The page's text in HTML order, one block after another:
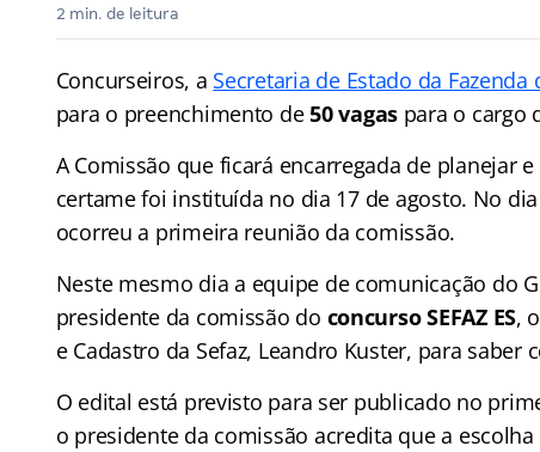
2 min. de leitura
Concurseiros, a Secretaria de Estado da Fazenda
para o preenchimento de50 vagaspara o cargo
A Comissão que ficará encarregada de planejar
certame foi instituída no dia 17 de agosto. No
ocorreu a primeira reunião da comissão.
Neste mesmo dia a equipe de comunicação do
presidente da comissão do concurso SEFAZ ES,
e Cadastro da Sefaz, Leandro Kuster, para
O edital está previsto para ser publicado no
o presidente da comissão acredita que a